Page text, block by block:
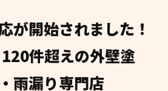
が開始されました！
件超えの外壁塗
雨漏り専門店